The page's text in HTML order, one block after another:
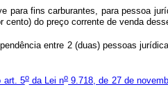
fins carburantes, para pessoa
do preço corrente de venda
entre 2 (duas) pessoas
art. 5oda Lei no9.718, de 27 de